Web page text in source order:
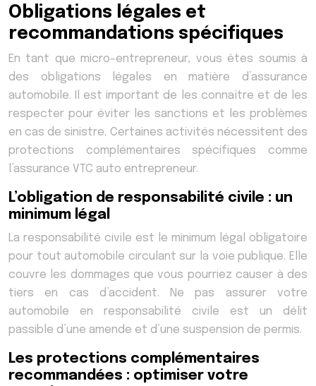
Obligations légales et
recommandations spécifiques
En tant que micro-entrepreneur, vous êtes soumis à
des obligations légales en matière d’assurance
automobile. Il est important de les connaître et de les
respecter pour éviter les sanctions et les problèmes
en cas de sinistre. Certaines activités nécessitent des
protections complémentaires spécifiques comme
l’assurance VTC auto entrepreneur.
L’obligation de responsabilité civile : un
minimum légal
La responsabilité civile est le minimum légal obligatoire
pour tout automobile circulant sur la voie publique. Elle
couvre les dommages que vous pourriez causer à des
tiers en cas d’accident. Ne pas assurer votre
automobile en responsabilité civile est un délit
passible d’une amende et d’une suspension de permis.
Les protections complémentaires
recommandées : optimiser votre